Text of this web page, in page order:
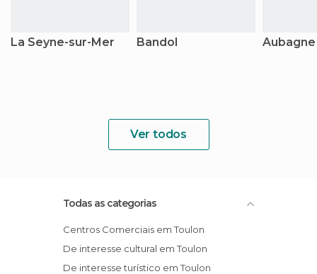
La Seyne-sur-Mer Bandol Aubagne
Ver todos
Todas as categorias
Centros Comerciais em Toulon
De interesse cultural em Toulon
De interesse turístico em Toulon